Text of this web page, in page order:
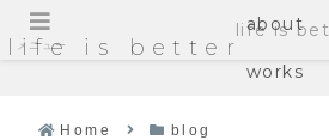
life is better
about
works
Home blog
メニュー
life is